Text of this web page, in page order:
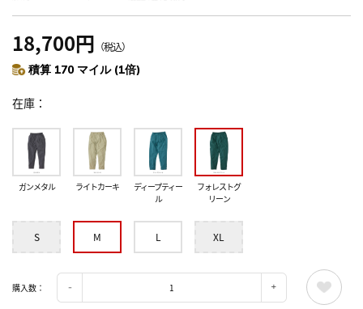
18,700円 （税込）
積算 170 マイル (1倍)
在庫
ガンメタル ライトカーキ
ディープティー
ル
フォレストグ
リーン
S M L XL
購入数：